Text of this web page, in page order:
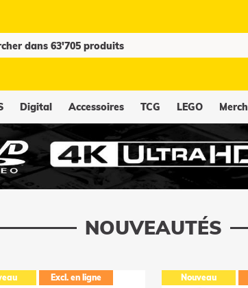
Digital Accessoires TCG LEGO Merch
NOUVEAUTÉS
Excl. en ligne Nouveau